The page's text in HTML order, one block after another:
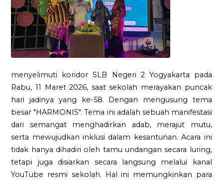
menyelimuti koridor SLB Negeri 2 Yogyakarta pada
Rabu, 11 Maret 2026, saat sekolah merayakan puncak
hari jadinya yang ke-58. Dengan mengusung tema
besar "HARMONIS". Tema ini adalah sebuah manifestasi
dari semangat menghadirkan adab, merajut mutu,
serta mewujudkan inklusi dalam kesantunan. Acara ini
tidak hanya dihadiri oleh tamu undangan secara luring,
tetapi juga disiarkan secara langsung melalui kanal
YouTube resmi sekolah. Hal ini memungkinkan para